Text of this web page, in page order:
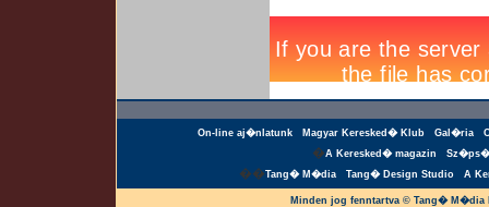
On-line aj�nlatunk Magyar Keresked� Klub Gal�ria
�A Keresked� magazin
��Tang� M�dia Tang� Design Studio A
Minden jog fenntartva © Tang�